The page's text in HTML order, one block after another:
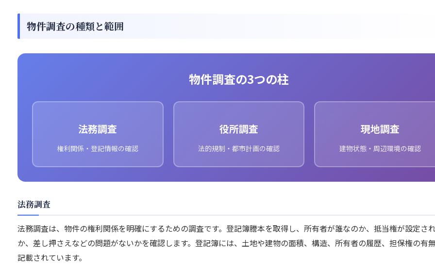
物件調査の種類と範囲
物件調査の3つの柱
法務調査
権利関係・登記情報の確認
役所調査
法的規制・都市計画の確認
現地調査
建物状態・周辺環境の確認
法務調査
法務調査は、物件の権利関係を明確にするための調査です。登記簿謄本を取得し、所有者が誰なのか、抵当権が設定さ
か、差し押さえなどの問題がないかを確認します。登記簿には、土地や建物の面積、構造、所有者の履歴、担保権の有
記載されています。